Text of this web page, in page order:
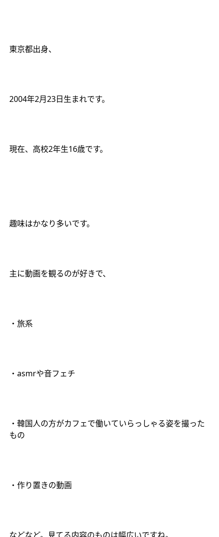
東京都出身、
2004年2月23日生まれです。
現在、高校2年生16歳です。
趣味はかなり多いです。
主に動画を観るのが好きで、
・旅系
・ asmrや音フェチ
・韓国人の方がカフェで働いていらっしゃる姿を撮った
もの
・作り置きの動画